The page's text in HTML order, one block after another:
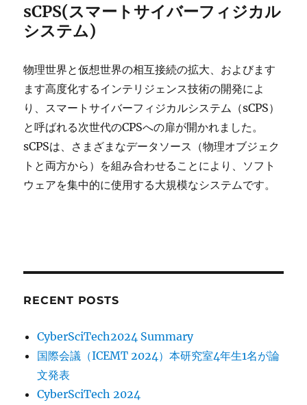
sCPS(スマートサイバーフィジカル
システム)
物理世界と仮想世界の相互接続の拡大、およびます
ます高度化するインテリジェンス技術の開発によ
り、スマートサイバーフィジカルシステム（sCPS）
と呼ばれる次世代のCPSへの扉が開かれました。
sCPSは、さまざまなデータソース（物理オブジェク
トと両方から）を組み合わせることにより、ソフト
ウェアを集中的に使用する大規模なシステムです。
RECENT POSTS
CyberSciTech2024 Summary
国際会議（ICEMT 2024）本研究室4年生1名が論
文発表
CyberSciTech 2024